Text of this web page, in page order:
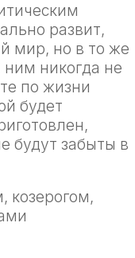
развит,
мир, но в то же
никогда не
по жизни
будет
будут забыты в
козерогом,